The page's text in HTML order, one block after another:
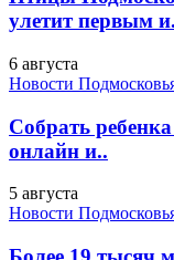
улетит первым
6 августа
Новости
Собрать
онлайн и..
5 августа
Новости